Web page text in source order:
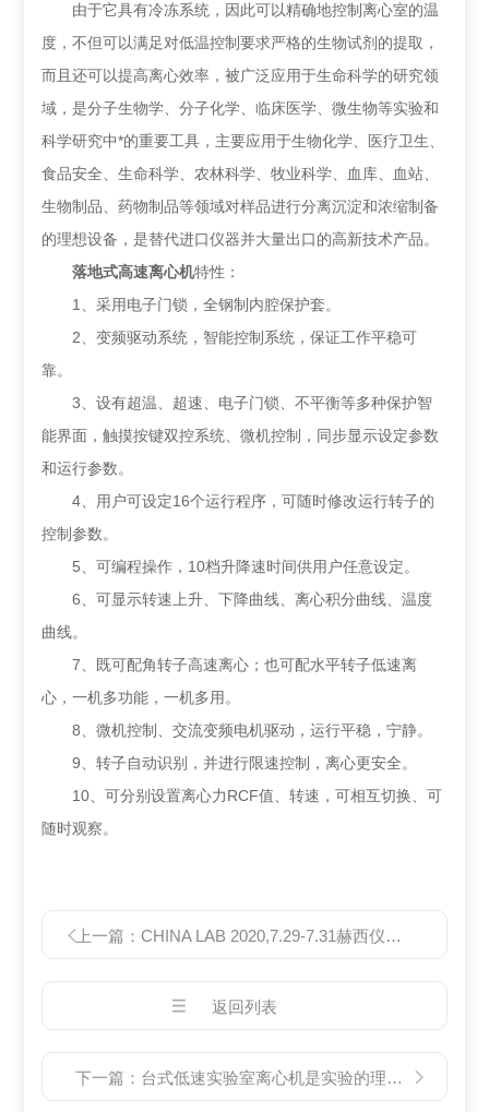
由于它具有冷冻系统，因此可以精确地控制离心室的温
度，不但可以满足对低温控制要求严格的生物试剂的提取，
而且还可以提高离心效率，被广泛应用于生命科学的研究领
域，是分子生物学、分子化学、临床医学、微生物等实验和
科学研究中*的重要工具，主要应用于生物化学、医疗卫生、
食品安全、生命科学、农林科学、牧业科学、血库、血站、
生物制品、药物制品等领域对样品进行分离沉淀和浓缩制备
的理想设备，是替代进口仪器并大量出口的高新技术产品。
落地式高速离心机特性：
1、采用电子门锁，全钢制内腔保护套。
2、变频驱动系统，智能控制系统，保证工作平稳可
靠。
3、设有超温、超速、电子门锁、不平衡等多种保护智
能界面，触摸按键双控系统、微机控制，同步显示设定参数
和运行参数。
4、用户可设定16个运行程序，可随时修改运行转子的
控制参数。
5、可编程操作，10档升降速时间供用户任意设定。
6、可显示转速上升、下降曲线、离心积分曲线、温度
曲线。
7、既可配角转子高速离心；也可配水平转子低速离
心，一机多功能，一机多用。
8、微机控制、交流变频电机驱动，运行平稳，宁静。
9、转子自动识别，并进行限速控制，离心更安全。
10、可分别设置离心力RCF值、转速，可相互切换、可
随时观察。
上一篇：CHINA LAB 2020,7.29-7.31赫西仪器与您不见不散
返回列表
下一篇： 台式低速实验室离心机是实验的理想设备